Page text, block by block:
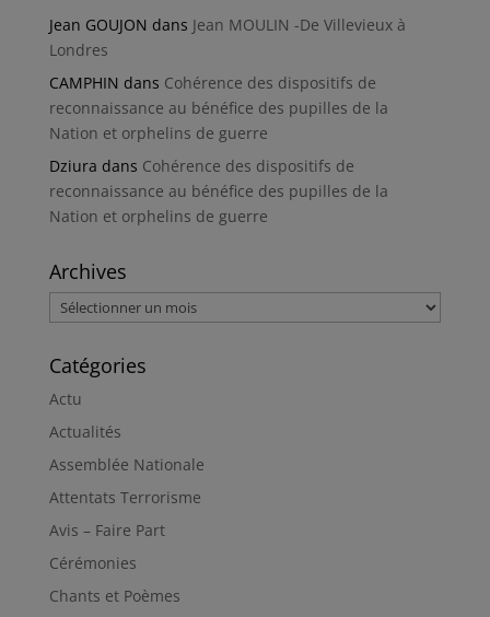
Jean GOUJON dans Jean MOULIN -De Villevieux à
Londres
CAMPHIN dans Cohérence des dispositifs de
reconnaissance au bénéfice des pupilles de la
Nation et orphelins de guerre
Dziura dans Cohérence des dispositifs de
reconnaissance au bénéfice des pupilles de la
Nation et orphelins de guerre
Archives
Archives
Catégories
Actu
Actualités
Assemblée Nationale
Attentats Terrorisme
Avis – Faire Part
Cérémonies
Chants et Poèmes